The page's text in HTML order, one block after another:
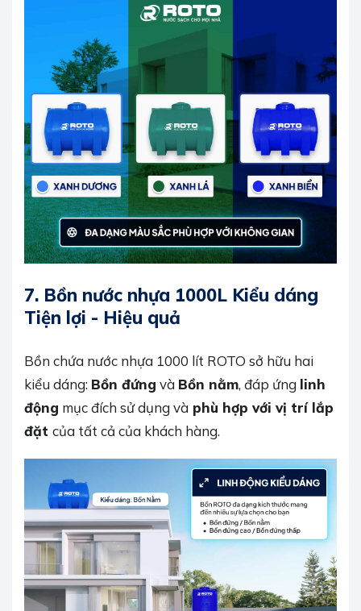
7. Bồn nước nhựa 1000L Kiểu dáng
Tiện lợi - Hiệu quả
Bồn chứa nước nhựa 1000 lít ROTO sở hữu hai
kiểu dáng: Bồn đứng và Bồn nằm, đáp ứng linh
động mục đích sử dụng và phù hợp với vị trí lắp
đặt của tất cả của khách hàng.